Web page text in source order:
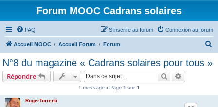
Forum MOOC Cadrans solaires
FAQ Connexion au forum
S’inscrire au forum
Accueil MOOC Accueil Forum Forum
N°8 du magazine « Cadrans solaires pour tous »
Répondre Rechercher
1 message • Page 1 sur 1
RogerTorrenti